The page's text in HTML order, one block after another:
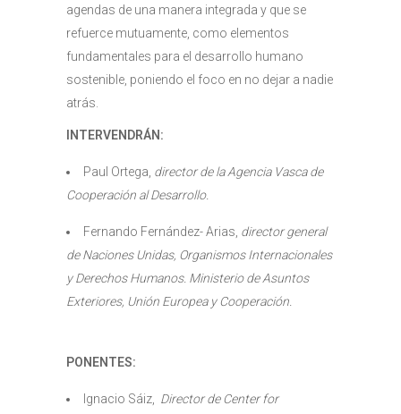
agendas de una manera integrada y que se
refuerce mutuamente, como elementos
fundamentales para el desarrollo humano
sostenible, poniendo el foco en no dejar a nadie
atrás.
INTERVENDRÁN:
Paul Ortega, director de la Agencia Vasca de
Cooperación al Desarrollo.
Fernando Fernández- Arias, director general
de Naciones Unidas, Organismos Internacionales
y Derechos Humanos. Ministerio de Asuntos
Exteriores, Unión Europea y Cooperación.
PONENTES:
Ignacio Sáiz, Director de Center for